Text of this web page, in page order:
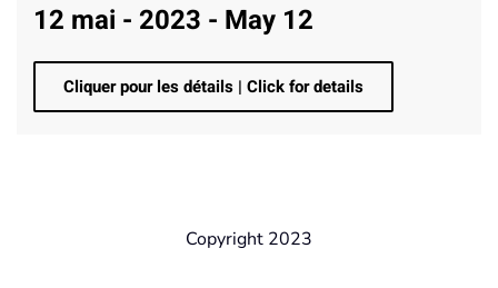
12 mai - 2023 - May 12
Cliquer pour les détails | Click for details
Copyright 2023